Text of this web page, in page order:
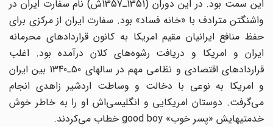
این سمت بود. در این دوران (1351ـ1357ش) نام سفارت ایران در
واشنگتن مترادف با «خانه فساد» بود. سفارت ایران از مرکزی برای
حفظ منافع ایرانیان مقیم امریکا به کانون قرارداد‌های محرمانه
ایران و امریکا و دریافت رشوه‌های کلان درآمده بود. اغلب
قرار‌دادهای اقتصادی و نظامی مهم در سالهای 50ـ1340 بین ایران
و امریکا به نوعی با دخالت و وساطت‌ اردشیر زاهدی انجام
می‌گرفت. دوستان امریکایی و انگلیسی‌اش او را به خاطر خوش
خدمتیهایش «پسر خوب» good boy خطاب می‌کردند.